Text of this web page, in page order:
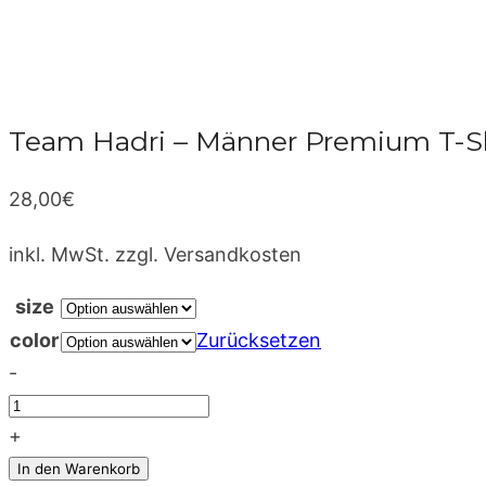
Team Hadri – Männer Premium T-
28,00€
inkl. MwSt. zzgl. Versandkosten
size
color
Zurücksetzen
-
Team
Hadri
–
+
In den Warenkorb